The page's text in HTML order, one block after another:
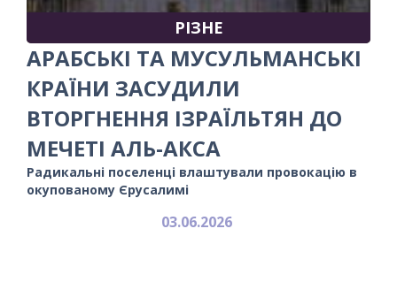
РІЗНЕ
АРАБСЬКІ ТА МУСУЛЬМАНСЬКІ
КРАЇНИ ЗАСУДИЛИ
ВТОРГНЕННЯ ІЗРАЇЛЬТЯН ДО
МЕЧЕТІ АЛЬ-АКСА
Радикальні поселенці влаштували провокацію в
окупованому Єрусалимі
03.06.2026